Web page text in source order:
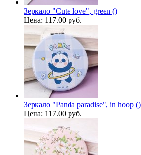
Зеркало "Cute love", green ()
Цена: 117.00 руб.
Зеркало "Panda paradise", in hoop ()
Цена: 117.00 руб.